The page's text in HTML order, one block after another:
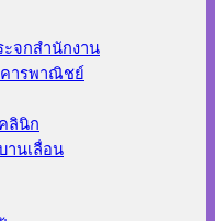
จกสำนักงาน
ารพาณิชย์
ลินิก
านเลื่อน